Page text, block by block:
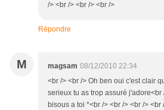
/> <br /> <br /> <br />
Répondre
M magsam 08/12/2010 22:34
<br /> <br /> Oh ben oui c'est clair
serieux tu as trop assuré j'adore<br
bisous a toi *<br /> <br /> <br /> <br